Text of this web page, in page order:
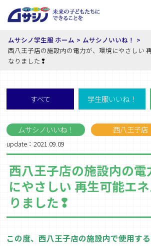
ムサシノ学生服 ホーム
ムサシノいいね！
西八王子店の施設内の電力が、環境にやさしい
なりました❢
すべて 学生服いいね！
ムサシノいいね！ 西八王子店
update：2021.09.09
西八王子店の施設内の電
にやさしい 再生可能エ
りました❢
この度、西八王子店の施設内で使用す